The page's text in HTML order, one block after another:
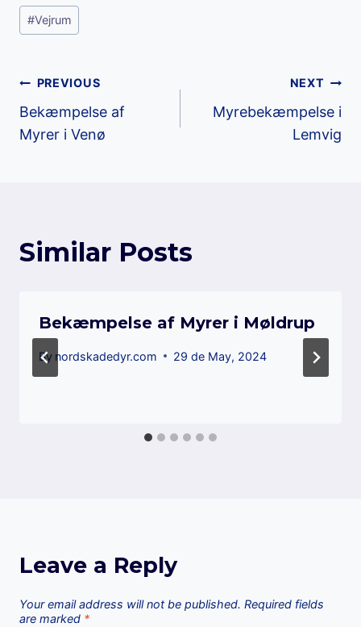
Post
Tags:
#Vejrum
Post
navigation
PREVIOUS
Bekæmpelse af
Myrer i Venø
NEXT
Myrebekæmpelse i
Lemvig
Similar Posts
Bekæmpelse af Myrer i Møldrup
By nordskadedyr.com 29 de May, 2024
Leave a Reply
Your email address will not be published. Required fields
are marked *